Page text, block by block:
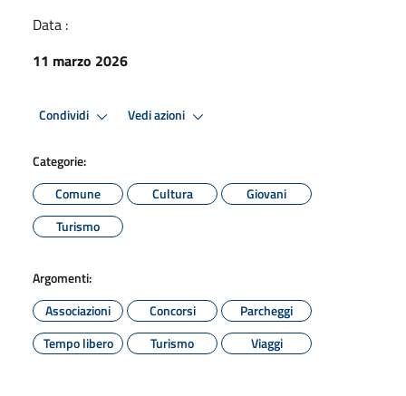
Data :
11 marzo 2026
Condividi Vedi azioni
Categorie:
Comune
Cultura
Giovani
Turismo
Argomenti:
Associazioni
Concorsi
Parcheggi
Tempo libero
Turismo Viaggi